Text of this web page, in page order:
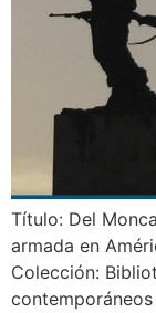
Título: Del
armada en
Colección: